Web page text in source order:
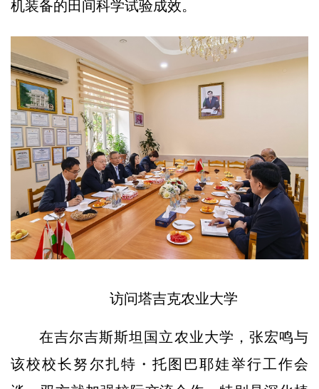
机装备的田间科学试验成效。
访问塔吉克农业大学
在吉尔吉斯斯坦国立农业大学，张宏鸣与
该校校长努尔扎特・托图巴耶娃举行工作会